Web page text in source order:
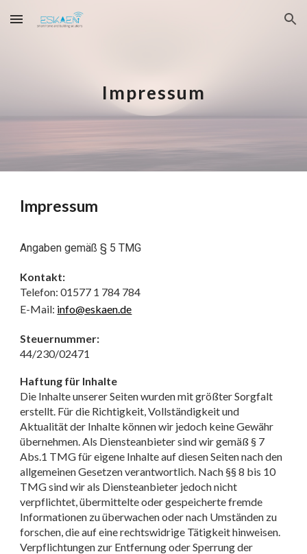
Skip to main content Skip to navigation
Impressum
Impressum
Angaben gemäß § 5 TMG
Kontakt:
Telefon: 01577 1 784 784
E-Mail: info@eskaen.de
Steuernummer:
44/230/02471
Haftung für Inhalte
Die Inhalte unserer Seiten wurden mit größter Sorgfalt
erstellt. Für die Richtigkeit, Vollständigkeit und
Aktualität der Inhalte können wir jedoch keine Gewähr
übernehmen. Als Diensteanbieter sind wir gemäß § 7
Abs.1 TMG für eigene Inhalte auf diesen Seiten nach den
allgemeinen Gesetzen verantwortlich. Nach §§ 8 bis 10
TMG sind wir als Diensteanbieter jedoch nicht
verpflichtet, übermittelte oder gespeicherte fremde
Informationen zu überwachen oder nach Umständen zu
forschen, die auf eine rechtswidrige Tätigkeit hinweisen.
Verpflichtungen zur Entfernung oder Sperrung der